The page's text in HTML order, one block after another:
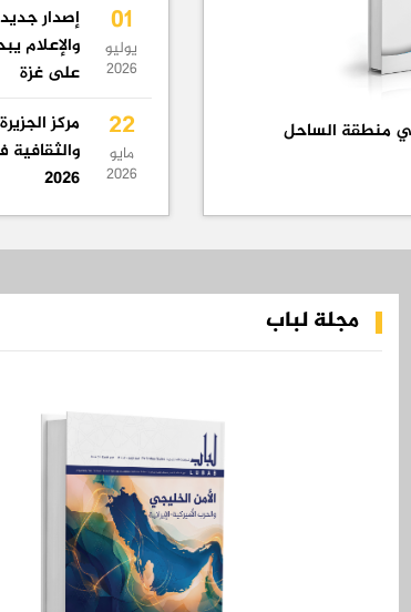
منطقة الساحل
01
يوليو
2026
إصدار
والإعلام
على غزة
22
مايو
2026
مركز
2026
مجلة لباب